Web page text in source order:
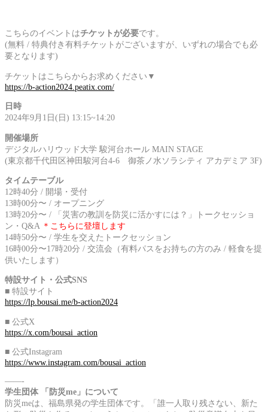
こちらのイベントはチケットが必要です。
(無料 / 特典付き有料チケットがございますが、いずれの場合でも必
要となります)
チケットはこちらからお求めください▼
https://b-action2024.peatix.com/
日時
2024年9月1日(日) 13:15~14:20
開催場所
デジタルハリウッド大学 駿河台ホール MAIN STAGE
(東京都千代田区神田駿河台4-6 御茶ノ水ソラシティ アカデミア 3F)
タイムテーブル
12時40分 / 開場・受付
13時00分〜 / オープニング
13時20分〜 / 「災害の教訓を防災に活かすには？」トークセッショ
ン・Q&A ＊こちらに登壇します
14時50分〜 / 学生を交えたトークセッション
16時00分〜17時20分 / 交流会（有料パスをお持ちの方のみ / 軽食を提
供いたします）
特設サイト・公式SNS
■ 特設サイト
https://lp.bousai.me/b-action2024
■ 公式X
https://x.com/bousai_action
■ 公式Instagram
https://www.instagram.com/bousai_action
——-
学生団体 「防災me」について
防災meは、福島県発の学生団体です。「誰一人取り残さない、新た